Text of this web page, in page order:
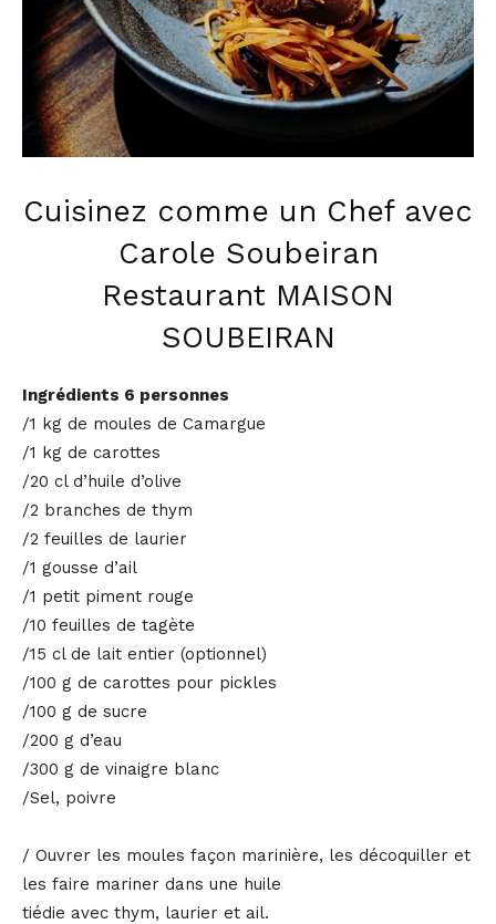
Cuisinez comme un Chef avec
Carole Soubeiran
Restaurant MAISON
SOUBEIRAN
Ingrédients 6 personnes
/1 kg de moules de Camargue
/1 kg de carottes
/20 cl d’huile d’olive
/2 branches de thym
/2 feuilles de laurier
/1 gousse d’ail
/1 petit piment rouge
/10 feuilles de tagète
/15 cl de lait entier (optionnel)
/100 g de carottes pour pickles
/100 g de sucre
/200 g d’eau
/300 g de vinaigre blanc
/Sel, poivre
/ Ouvrer les moules façon marinière, les décoquiller et
les faire mariner dans une huile
tiédie avec thym, laurier et ail.